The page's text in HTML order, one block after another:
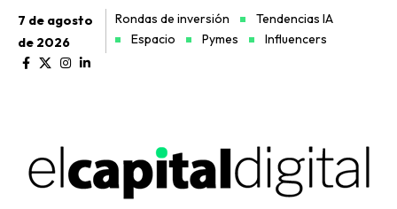
7 de agosto
de 2026
Rondas de inversión
Tendencias IA
Espacio
Pymes Influencers